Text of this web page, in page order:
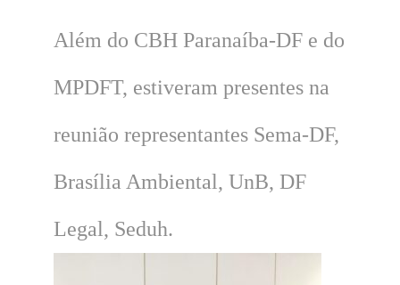
Além do CBH Paranaíba-DF e do
MPDFT, estiveram presentes na
reunião representantes Sema-DF,
Brasília Ambiental, UnB, DF
Legal, Seduh.